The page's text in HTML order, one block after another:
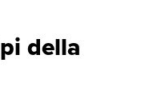
della
e moderni | Hume